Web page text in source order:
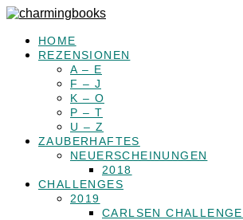
HOME
REZENSIONEN
A – E
F – J
K – O
P – T
U – Z
ZAUBERHAFTES
NEUERSCHEINUNGEN
2018
CHALLENGES
2019
CARLSEN